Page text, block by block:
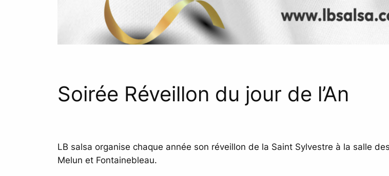
Soirée Réveillon du jour de l’An
LB salsa organise chaque année son réveillon de la Saint Sylvestre à la salle
Melun et Fontainebleau.